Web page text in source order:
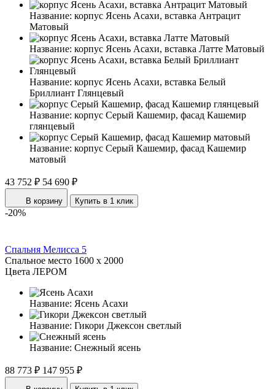
Название: корпус Ясень Асахи, вставка Антрацит
Матовый
Название: корпус Ясень Асахи, вставка Латте Матовый
Название: корпус Ясень Асахи, вставка Белый
Бриллиант Глянцевый
Название: корпус Серый Кашемир, фасад Кашемир
глянцевый
Название: корпус Серый Кашемир, фасад Кашемир
матовый
43 752 ₽ 54 690 ₽
В корзину Купить в 1 клик
-20%
Спальня Мелисса 5
Спальное место 1600 x 2000
Цвета ЛЕРОМ
Название: Ясень Асахи
Название: Гикори Джексон светлый
Название: Снежный ясень
88 773 ₽ 147 955 ₽